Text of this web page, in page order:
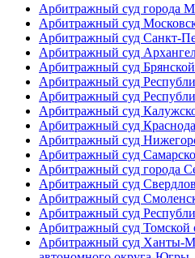
Арбитражный суд города
Арбитражный суд
Арбитражный суд Санкт-
Арбитражный суд
Арбитражный суд Брянской
Арбитражный суд
Арбитражный суд
Арбитражный суд
Арбитражный суд
Арбитражный суд
Арбитражный суд
Арбитражный суд города
Арбитражный суд
Арбитражный суд
Арбитражный суд
Арбитражный суд Томской
Арбитражный суд Ханты-